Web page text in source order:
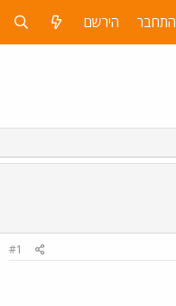
התחבר הירשם
#1